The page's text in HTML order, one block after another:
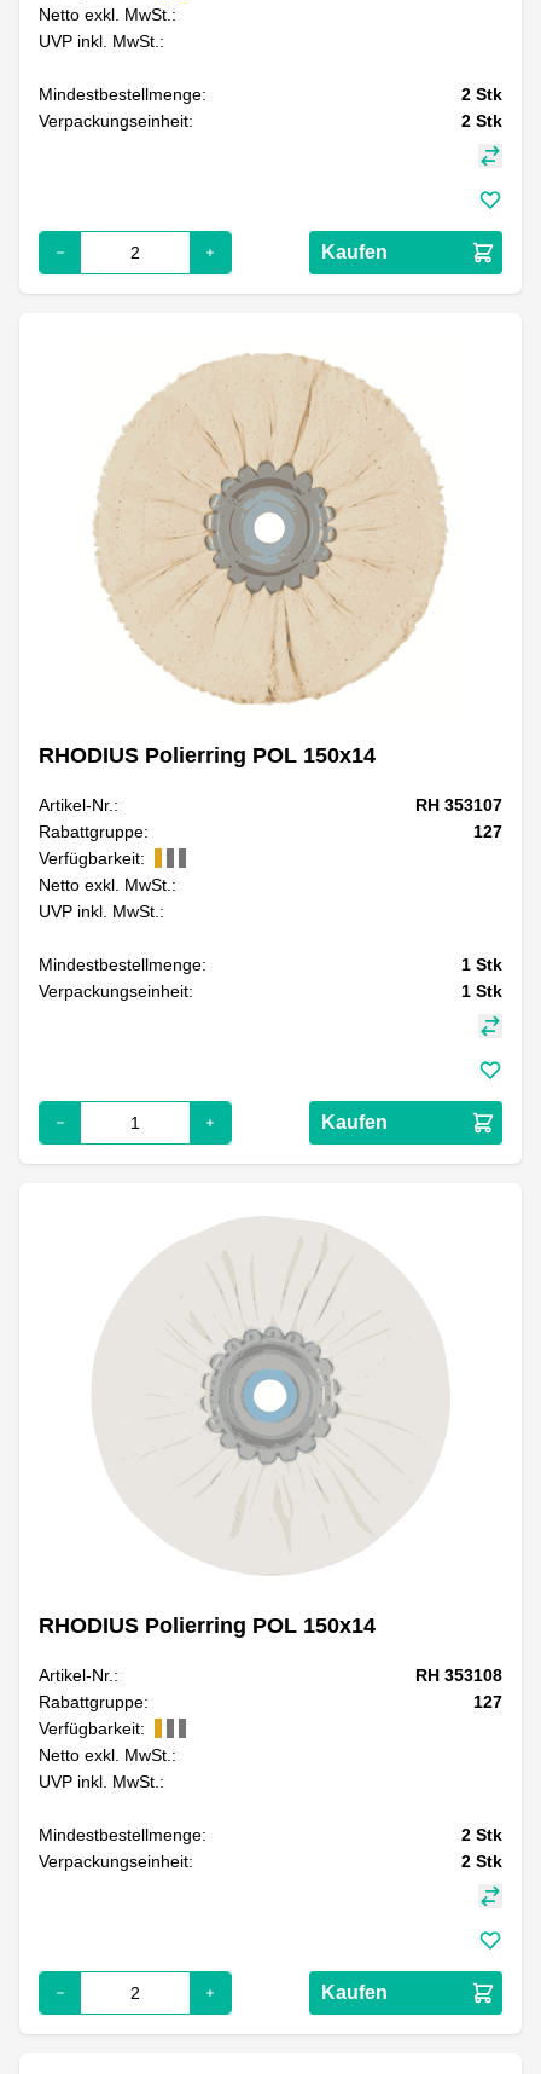
Netto exkl. MwSt.:
UVP inkl. MwSt.:
Mindestbestellmenge: 2 Stk
Verpackungseinheit:
2 Stk
Kaufen
RHODIUS Polierring POL 150x14
Artikel-Nr.:
RH 353107
Rabattgruppe:
127
Verfügbarkeit:
Netto exkl. MwSt.:
UVP inkl. MwSt.:
Mindestbestellmenge: 1 Stk
Verpackungseinheit:
1 Stk
Kaufen
RHODIUS Polierring POL 150x14
Artikel-Nr.:
RH 353108
Rabattgruppe:
127
Verfügbarkeit:
Netto exkl. MwSt.:
UVP inkl. MwSt.:
Mindestbestellmenge: 2 Stk
Verpackungseinheit:
2 Stk
Kaufen